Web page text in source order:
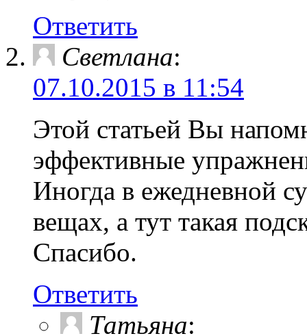
Ответить
Светлана:
07.10.2015 в 11:54
Этой статьей Вы
эффективные
Иногда в ежедневной
вещах, а тут такая
Спасибо.
Ответить
Татьяна: